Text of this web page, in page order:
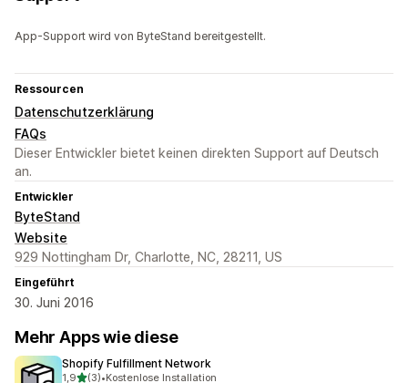
App-Support wird von ByteStand bereitgestellt.
Ressourcen
Datenschutzerklärung
FAQs
Dieser Entwickler bietet keinen direkten Support auf Deutsch
an.
Entwickler
ByteStand
Website
929 Nottingham Dr, Charlotte, NC, 28211, US
Eingeführt
30. Juni 2016
Mehr Apps wie diese
Shopify Fulfillment Network
1,9von 5 Sternen
(3)•Kostenlose Installation